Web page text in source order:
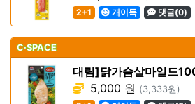
2+1
개이득 댓글(0)
C·SPACE
대림]닭가슴살마일드
5,000 원 (3,333원)